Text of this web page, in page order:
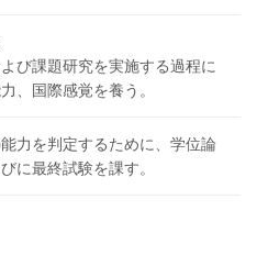
び課題研究を実施する過程に
、国際感覚を養う。
力を判定するために、学位論
に最終試験を課す。